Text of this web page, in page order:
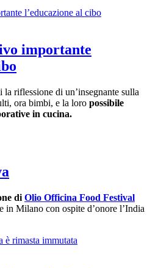
importante
riflessione di un’insegnante sulla
ora bimbi, e la loro possibile
in cucina.
di Olio Officina Food Festival
in Milano con ospite d’onore l’India